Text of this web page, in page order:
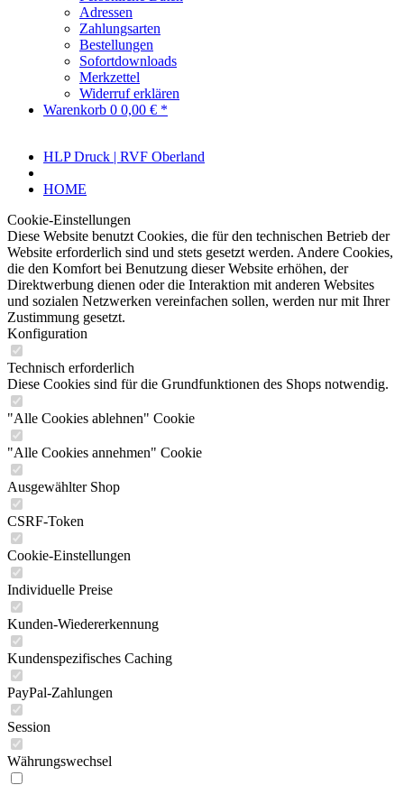
Adressen
Zahlungsarten
Bestellungen
Sofortdownloads
Merkzettel
Widerruf erklären
Warenkorb 0 0,00 € *
HLP Druck | RVF Oberland
HOME
Cookie-Einstellungen
Diese Website benutzt Cookies, die für den technischen Betrieb der
Website erforderlich sind und stets gesetzt werden. Andere Cookies,
die den Komfort bei Benutzung dieser Website erhöhen, der
Direktwerbung dienen oder die Interaktion mit anderen Websites
und sozialen Netzwerken vereinfachen sollen, werden nur mit Ihrer
Zustimmung gesetzt.
Konfiguration
Technisch erforderlich
Diese Cookies sind für die Grundfunktionen des Shops notwendig.
"Alle Cookies ablehnen" Cookie
"Alle Cookies annehmen" Cookie
Ausgewählter Shop
CSRF-Token
Cookie-Einstellungen
Individuelle Preise
Kunden-Wiedererkennung
Kundenspezifisches Caching
PayPal-Zahlungen
Session
Währungswechsel